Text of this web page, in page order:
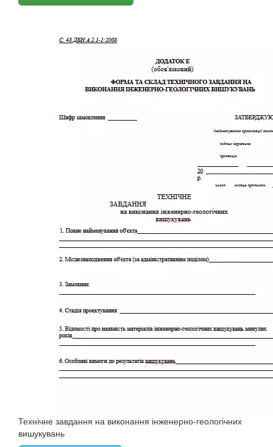
Технічне завдання на виконання інженерно-геологічних
вишукувань